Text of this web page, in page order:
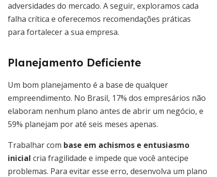
adversidades do mercado. A seguir, exploramos cada
falha crítica e oferecemos recomendações práticas
para fortalecer a sua empresa.
Planejamento Deficiente
Um bom planejamento é a base de qualquer
empreendimento. No Brasil, 17% dos empresários não
elaboram nenhum plano antes de abrir um negócio, e
59% planejam por até seis meses apenas.
Trabalhar com base em achismos e entusiasmo
inicial cria fragilidade e impede que você antecipe
problemas. Para evitar esse erro, desenvolva um plano